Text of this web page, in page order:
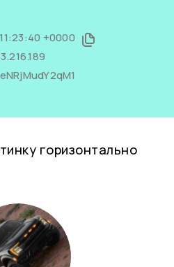
+0000
eNRjMudY2qM1
горизонтально